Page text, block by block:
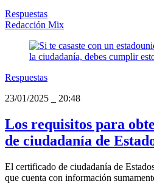
Respuestas
Redacción Mix
Respuestas
23/01/2025
20:48
Los requisitos para
de ciudadanía de
El certificado de ciudadanía de
que cuenta con información